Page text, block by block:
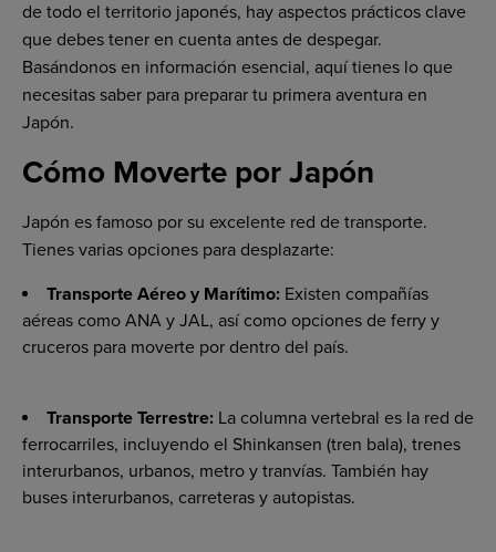
de todo el territorio japonés, hay aspectos prácticos clave
que debes tener en cuenta antes de despegar.
Basándonos en información esencial, aquí tienes lo que
necesitas saber para preparar tu primera aventura en
Japón.
Cómo Moverte por Japón
Japón es famoso por su excelente red de transporte.
Tienes varias opciones para desplazarte:
Transporte Aéreo y Marítimo: Existen compañías
aéreas como ANA y JAL, así como opciones de ferry y
cruceros para moverte por dentro del país.
Transporte Terrestre: La columna vertebral es la red de
ferrocarriles, incluyendo el Shinkansen (tren bala), trenes
interurbanos, urbanos, metro y tranvías. También hay
buses interurbanos, carreteras y autopistas.